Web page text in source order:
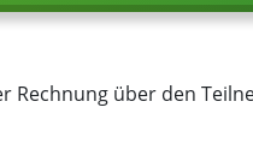
Rechnung über den